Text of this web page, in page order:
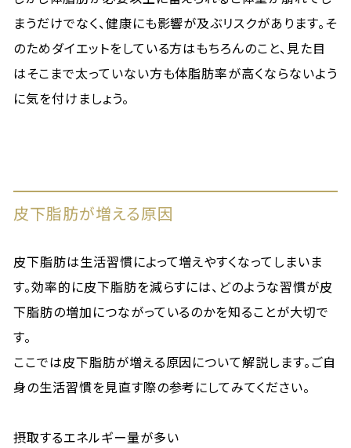
まうだけでなく、健康にも影響が及ぶリスクがあります。そ
のためダイエットをしている方はもちろんのこと、見た目
はそこまで太っていない方も体脂肪率が高くならないよう
に気を付けましょう。
皮下脂肪が増える原因
皮下脂肪は生活習慣によって増えやすくなってしまいま
す。効率的に皮下脂肪を減らすには、どのような習慣が皮
下脂肪の増加につながっているのかを知ることが大切で
す。
ここでは皮下脂肪が増える原因について解説します。ご自
身の生活習慣を見直す際の参考にしてみてください。
摂取するエネルギー量が多い